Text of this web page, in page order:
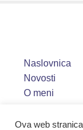
Naslovnica
Novosti
O meni
Ova web